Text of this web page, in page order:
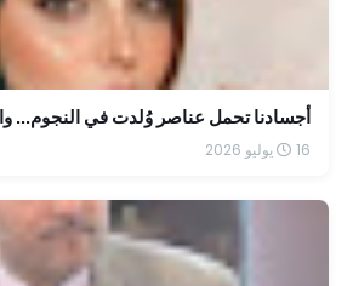
أجسادنا تحمل عناصر وُلدت في النجوم...
16 يوليو 2026